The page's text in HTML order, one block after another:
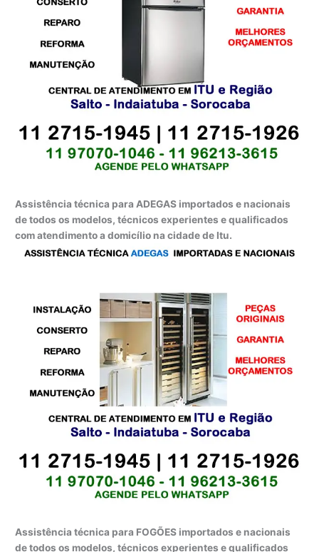
Assistência técnica para ADEGAS importados e nacionais
de todos os modelos, técnicos experientes e qualificados
com atendimento a domicílio na cidade de Itu.
Assistência técnica para FOGÕES importados e nacionais
de todos os modelos, técnicos experientes e qualificados